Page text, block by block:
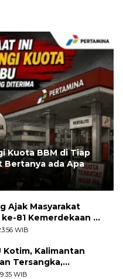
Kuota BBM di Tiap
Bertanya ada Apa
WIB
Ajak Masyarakat
81 Kemerdekaan RI
Bendera Merah
WIB
Kotim, Kalimantan
Tersangka,
10 Milyard
WIB